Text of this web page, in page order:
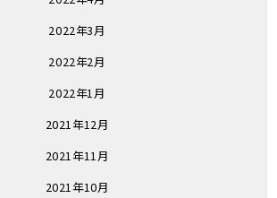
2022年3月
2022年2月
2022年1月
2021年12月
2021年11月
2021年10月